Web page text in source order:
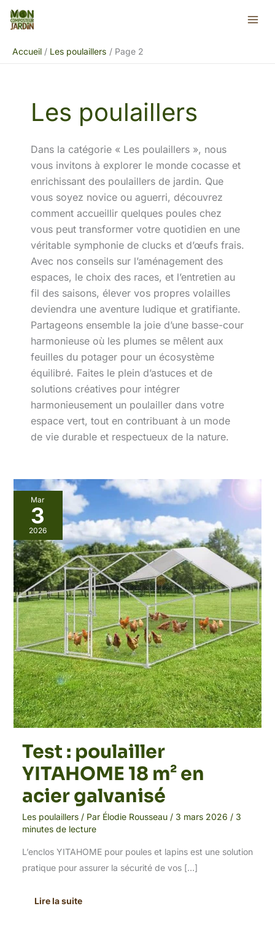
Aller
Accueil
Les poulaillers Page 2
Les poulaillers
Dans la catégorie « Les poulaillers », nous
vous invitons à explorer le monde cocasse et
enrichissant des poulaillers de jardin. Que
vous soyez novice ou aguerri, découvrez
comment accueillir quelques poules chez
vous peut transformer votre quotidien en une
véritable symphonie de clucks et d’œufs frais.
Avec nos conseils sur l’aménagement des
espaces, le choix des races, et l’entretien au
fil des saisons, élever vos propres volailles
deviendra une aventure ludique et gratifiante.
Partageons ensemble la joie d’une basse-cour
harmonieuse où les plumes se mêlent aux
feuilles du potager pour un écosystème
équilibré. Faites le plein d’astuces et de
solutions créatives pour intégrer
harmonieusement un poulailler dans votre
espace vert, tout en contribuant à un mode
de vie durable et respectueux de la nature.
Mar
3
2026
Test : poulailler
YITAHOME 18 m² en
acier galvanisé
Les poulaillers/ Par Élodie Rousseau / 3 mars 2026 / 3
minutes de lecture
L’enclos YITAHOME pour poules et lapins est une solution
pratique pour assurer la sécurité de vos […]
Test
:
poulailler
YITAHOME
18
m²
en
acier
galvanisé
Lire la suite
Rechercher